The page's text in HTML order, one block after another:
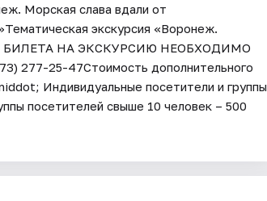
Морская слава вдали от
экскурсия «Воронеж.
БИЛЕТА НА ЭКСКУРСИЮ НЕОБХОДИМО
25-47Стоимость дополнительного
Индивидуальные посетители и группы
посетителей свыше 10 человек – 500